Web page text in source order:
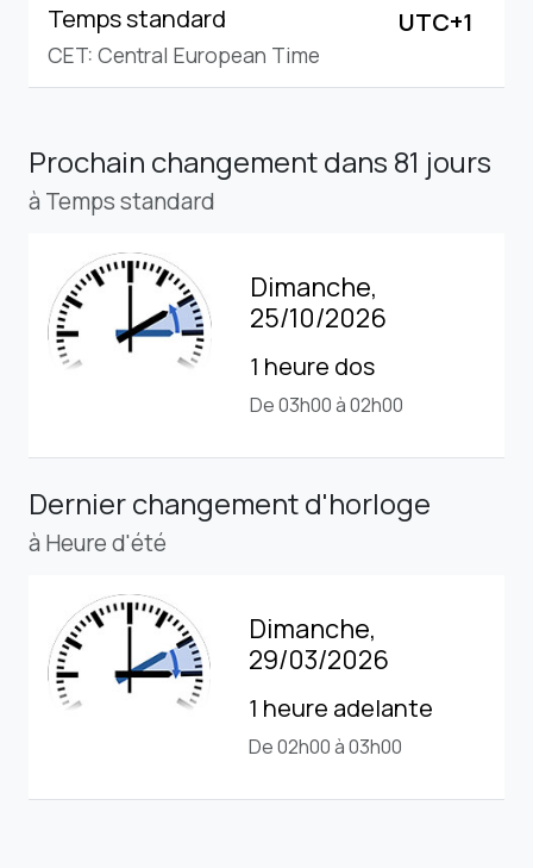
Temps standard
CET: Central European Time
UTC+1
Prochain changementdans 81 jours
à Temps standard
Dimanche,
25/10/2026
1 heure dos
De 03h00 à 02h00
Dernier changement d'horloge
à Heure d'été
Dimanche,
29/03/2026
1 heure adelante
De 02h00 à 03h00